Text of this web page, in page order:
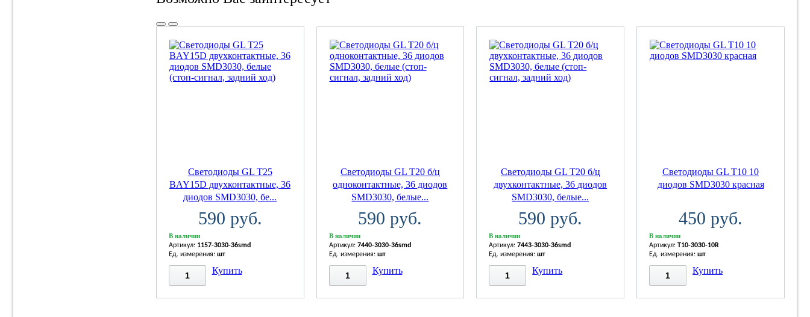
Светодиоды GL T25
BAY15D двухконтактные, 36
диодов SMD3030, бе...
590 руб.
В наличии
Артикул: 1157-3030-36smd
Ед. измерения: шт
Купить
Светодиоды GL T20 б/ц
одноконтактные, 36 диодов
SMD3030, белые...
590 руб.
В наличии
Артикул: 7440-3030-36smd
Ед. измерения: шт
Купить
Светодиоды GL T20 б/ц
двухконтактные, 36 диодов
SMD3030, белые...
590 руб.
В наличии
Артикул:7443-3030-36smd
Ед. измерения:шт
Купить
Светодиоды GL T10 10
диодов SMD3030 красная
450 руб.
В наличии
Артикул:T10-3030-10R
Ед. измерения:шт
Купить